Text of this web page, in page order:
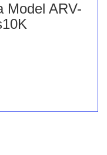
Model ARV-